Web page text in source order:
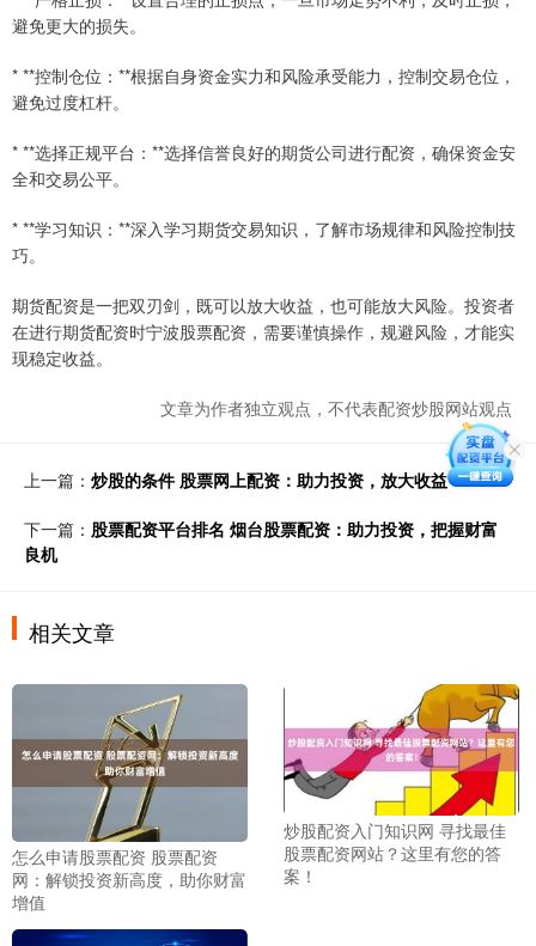
避免更大的损失。
* **控制仓位：**根据自身资金实力和风险承受能力，控制交易仓位，
避免过度杠杆。
* **选择正规平台：**选择信誉良好的期货公司进行配资，确保资金安
全和交易公平。
* **学习知识：**深入学习期货交易知识，了解市场规律和风险控制技
巧。
期货配资是一把双刃剑，既可以放大收益，也可能放大风险。投资者
在进行期货配资时宁波股票配资，需要谨慎操作，规避风险，才能实
现稳定收益。
文章为作者独立观点，不代表配资炒股网站观点
上一篇： 炒股的条件 股票网上配资：助力投资，放大收益
下一篇： 股票配资平台排名 烟台股票配资：助力投资，把握财富
良机
相关文章
怎么申请股票配资 股票配资
网：解锁投资新高度，助你财富
增值
炒股配资入门知识网 寻找最佳
股票配资网站？这里有您的答
案！